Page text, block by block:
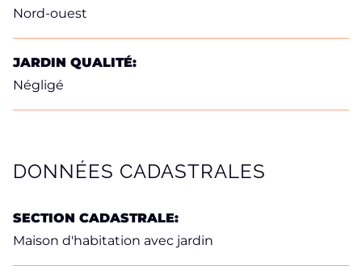
Nord-ouest
JARDIN QUALITÉ:
Négligé
DONNÉES CADASTRALES
SECTION CADASTRALE:
Maison d'habitation avec jardin